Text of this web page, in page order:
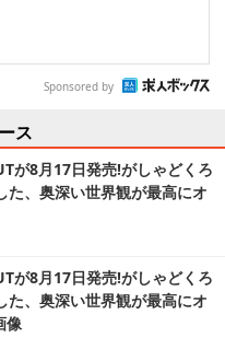
Sponsored by
ス
が8月17日発売!がしゃどくろ
た、奥深い世界観が最高にオ
が8月17日発売!がしゃどくろ
た、奥深い世界観が最高にオ
像